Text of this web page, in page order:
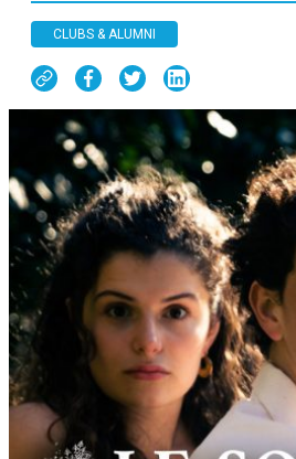
CLUBS & ALUMNI